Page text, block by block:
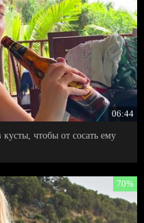
06:44
чтобы от сосать ему
70%